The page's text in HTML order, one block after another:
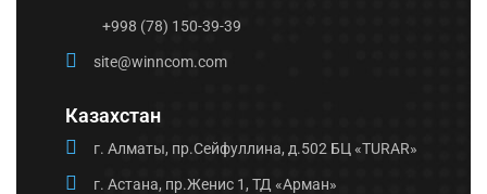
+998 (78) 150-39-39
site@winncom.com
Казахстан
г. Алматы, пр.Сейфуллина, д.502 БЦ «TURAR»
г. Астана, пр.Женис 1, ТД «Арман»